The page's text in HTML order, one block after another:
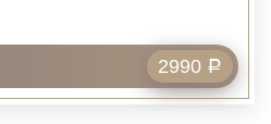
2990 Р